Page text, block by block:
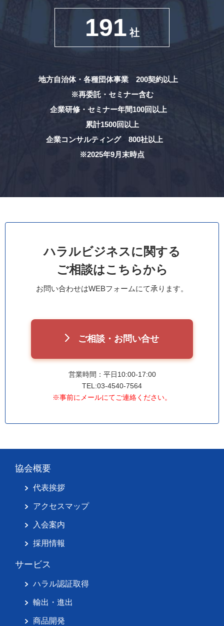
191 社
地方自治体・各種団体事業 200契約以上
※再委託・セミナー含む
企業研修・セミナー年間100回以上
累計1500回以上
企業コンサルティング 800社以上
※2025年9月末時点
ハラルビジネスに関する
ご相談はこちらから
お問い合わせはWEBフォームにて承ります。
ご相談・お問い合せ
営業時間：平日10:00-17:00
TEL:03-4540-7564
※事前にメールにてご連絡ください。
協会概要
代表挨拶
アクセスマップ
入会案内
採用情報
サービス
ハラル認証取得
輸出・進出
商品開発